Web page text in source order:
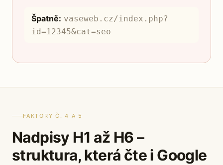
Špatně: vaseweb.cz/index.php?
id=12345&cat=seo
FAKTORY Č. 4 A 5
Nadpisy H1 až H6 –
struktura, která čte i Google